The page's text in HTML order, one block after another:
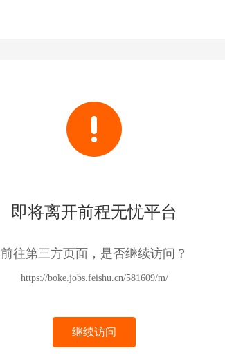
即将离开前程无忧平台
前往第三方页面，是否继续访问？
https://boke.jobs.feishu.cn/581609/m/
继续访问